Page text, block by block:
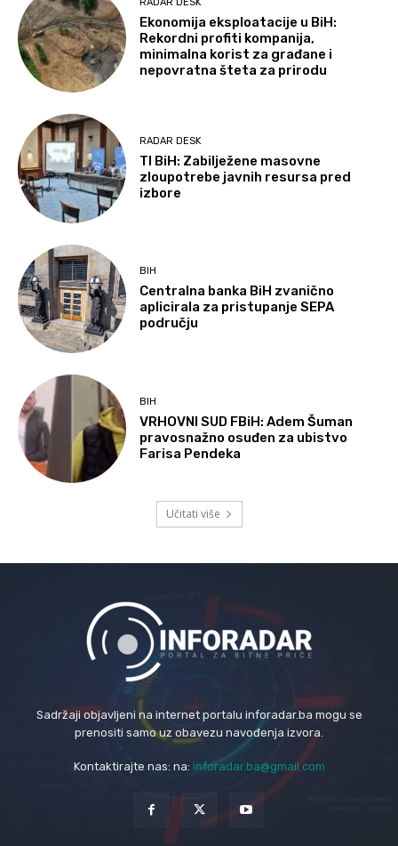
RADAR DESK
Ekonomija eksploatacije u BiH:
Rekordni profiti kompanija,
minimalna korist za građane i
nepovratna šteta za prirodu
RADAR DESK
TI BiH: Zabilježene masovne
zloupotrebe javnih resursa pred
izbore
BIH
Centralna banka BiH zvanično
aplicirala za pristupanje SEPA
području
BIH
VRHOVNI SUD FBiH: Adem Šuman
pravosnažno osuđen za ubistvo
Farisa Pendeka
Učitati više
Sadržaji objavljeni na internet portalu inforadar.ba mogu se
prenositi samo uz obavezu navođenja izvora.
Kontaktirajte nas: na: inforadar.ba@gmail.com